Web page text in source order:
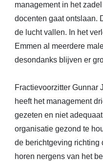
management in het
docenten gaat ontslaan.
de lucht vallen. In het
Emmen al meerdere
desondanks blijven er
Fractievoorzitter Gunnar
heeft het management
gezeten en niet
organisatie gezond te
de berichtgeving richting
horen nergens van het